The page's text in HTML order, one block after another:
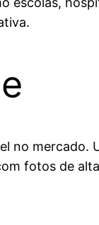
no mercado.
fotos de